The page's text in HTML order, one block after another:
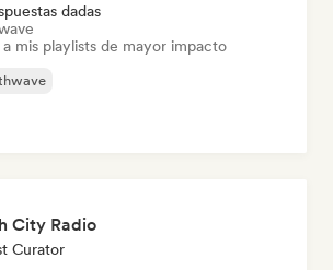
dadas
mis playlists de mayor impacto
City Radio
Curator